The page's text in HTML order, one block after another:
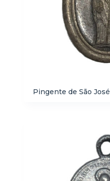
Pingente de São José